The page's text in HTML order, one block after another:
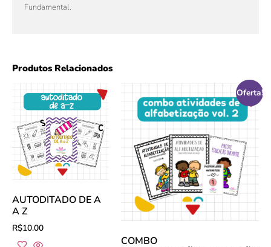
Produtos Relacionados
AUTODITADO DE A
A Z
R$10.00
Oferta!
COMBO
Fundamental.